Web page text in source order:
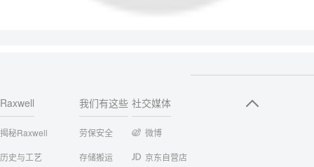
Raxwell
揭秘Raxwell
历史与工艺
我们有这些
劳保安全
存储搬运
社交媒体
微博
京东自营店